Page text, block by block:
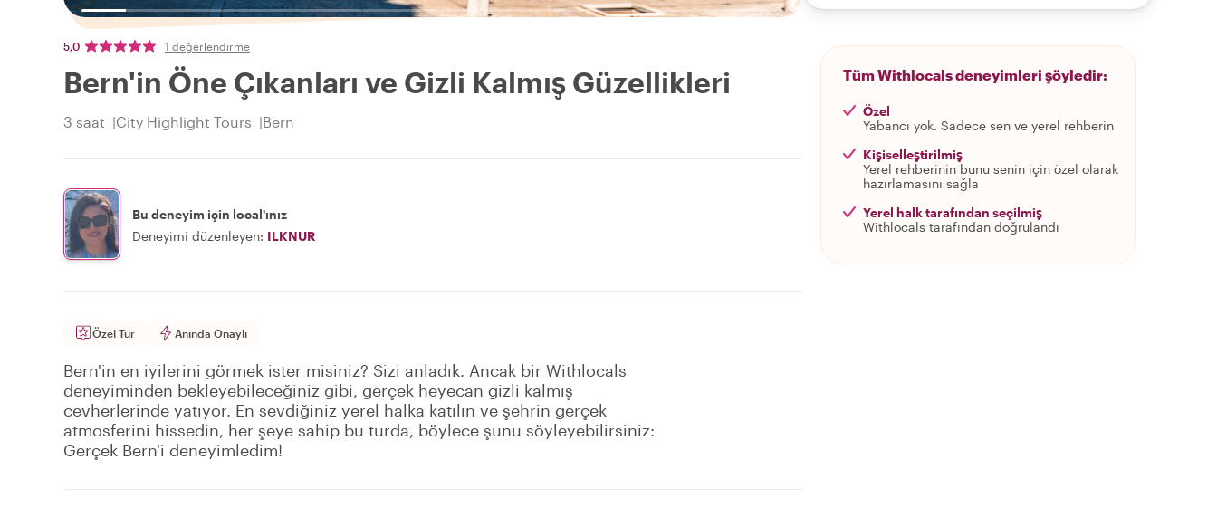
5,0 1 değerlendirme
Bern'in Öne Çıkanları ve Gizli Kalmış Güzellikleri
3 saat City Highlight Tours Bern
Bu deneyim için local'ınız
Deneyimi düzenleyen: ILKNUR
Özel Tur Anında Onaylı
Bern'in en iyilerini görmek ister misiniz? Sizi anladık. Ancak bir Withlocals
deneyiminden bekleyebileceğiniz gibi, gerçek heyecan gizli kalmış
cevherlerinde yatıyor. En sevdiğiniz yerel halka katılın ve şehrin gerçek
atmosferini hissedin, her şeye sahip bu turda, böylece şunu söyleyebilirsiniz:
Gerçek Bern'i deneyimledim!
Tüm Withlocals deneyimleri şöyledir:
Özel
Yabancı yok. Sadece sen ve yerel rehberin
Kişiselleştirilmiş
Yerel rehberinin bunu senin için özel olarak
hazırlamasını sağla
Yerel halk tarafından seçilmiş
Withlocals tarafından doğrulandı